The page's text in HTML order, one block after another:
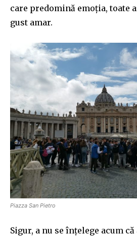
care predomină emoția, toate
gust amar.
Piazza San Pietro
Sigur, a nu se înțelege acum că